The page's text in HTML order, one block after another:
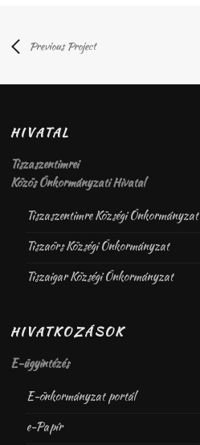
Previous Project
HIVATAL
Tiszaszentimrei
Közös Önkormányzati Hivatal
Tiszaszentimre Községi Önkormányzat
Tiszaörs Községi Önkormányzat
Tiszaigar Községi Önkormányzat
HIVATKOZÁSOK
E-ügyintézés
E-önkormányzat portál
e-Papír